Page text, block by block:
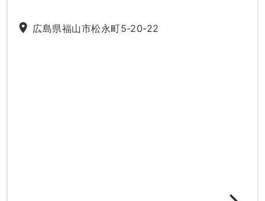
place 広島県福山市松永町5-20-22